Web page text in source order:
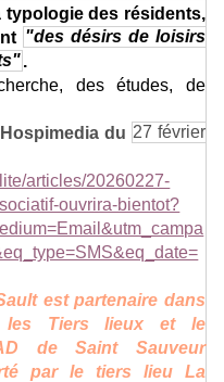
typologie des résidents,
"des désirs de loisirs
.
des études, de
du 27 février
articles/20260227-
ouvrira-bientot?
est partenaire dans
les Tiers lieux et le
de Saint Sauveur
par le tiers lieu La